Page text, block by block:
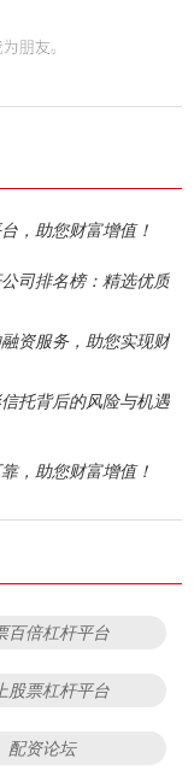
，助您财富增值！
司排名榜：精选优质
资服务，助您实现财
托背后的风险与机遇
全可靠，助您财富增值！
百倍杠杆平台
股票杠杆平台
配资论坛